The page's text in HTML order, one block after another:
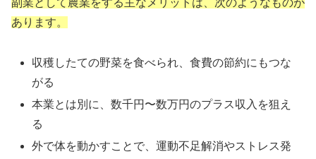
副業として農業をする主なメリットは、次のようなものが
あります。
収穫したての野菜を食べられ、食費の節約にもつな
がる
本業とは別に、数千円〜数万円のプラス収入を狙え
る
外で体を動かすことで、運動不足解消やストレス発